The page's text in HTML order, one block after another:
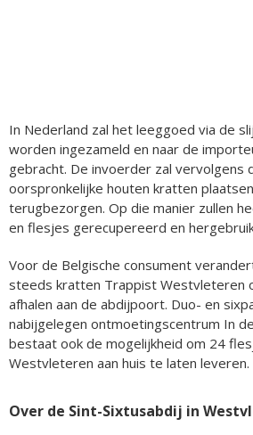
In Nederland zal het leeggoed via de
worden ingezameld en naar de
gebracht. De invoerder zal vervolgens
oorspronkelijke houten kratten
terugbezorgen. Op die manier zullen
en flesjes gerecupereerd en
Voor de Belgische consument
steeds kratten Trappist Westvleteren
afhalen aan de abdijpoort. Duo- en
nabijgelegen ontmoetingscentrum In
bestaat ook de mogelijkheid om 24
Westvleteren aan huis te laten leveren.
Over de Sint-Sixtusabdij in